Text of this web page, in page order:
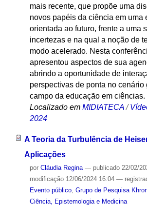
mais recente, que propõe uma
novos papéis da ciência em uma
orientada ao futuro, frente a uma
incertezas e na qual a noção de
modo acelerado. Nesta
apresentou aspectos de sua
abrindo a oportunidade de
perspectivas de ponta no cenário
campo da educação em ciências.
Localizado em MIDIATECA /
2024
A Teoria da Turbulência de
Aplicações
por Cláudia Regina — publicado22/02/
modificação12/06/2024 16:04 —
Evento público, Grupo de Pesquisa
Ciência, Epistemologia e Medicina